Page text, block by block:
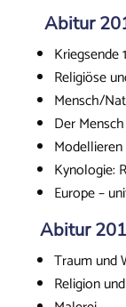
Abitur
Kriegsende
Religiöse
Mensch/
Der
Kynologie:
Europe –
Abitur
Traum und
Religion